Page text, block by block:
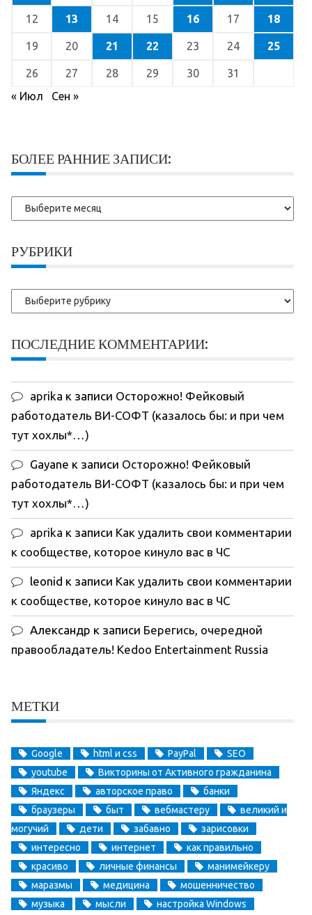
12 13 14 15 16 17 18
19 20 21 22 23 24 25
26 27 28 29 30
31
« Июл
Сен »
БОЛЕЕ РАННИЕ ЗАПИСИ:
Более
ранние
РУБРИКИ
Рубрики
ПОСЛЕДНИЕ КОММЕНТАРИИ:
aprika к записи Осторожно! Фейковый
работодатель ВИ-СОФТ (казалось бы: и при чем
тут хохлы*…)
Gayane к записи Осторожно! Фейковый
работодатель ВИ-СОФТ (казалось бы: и при чем
тут хохлы*…)
aprika к записи Как удалить свои комментарии
к сообществе, которое кинуло вас в ЧС
leonid к записи Как удалить свои комментарии
к сообществе, которое кинуло вас в ЧС
Александр к записи Берегись, очередной
правообладатель! Kedoo Entertainment Russia
МЕТКИ
Google html и css PayPal
SEO
youtube
Викторины от Активного гражданина
Яндекс
авторское право
банки
браузеры
быт вебмастеру
великий и
могучий
дети забавно
зарисовки
интересно
интернет
как правильно
красиво
личные финансы
манимейкеру
маразмы
медицина
мошенничество
музыка
мысли настройка Windows